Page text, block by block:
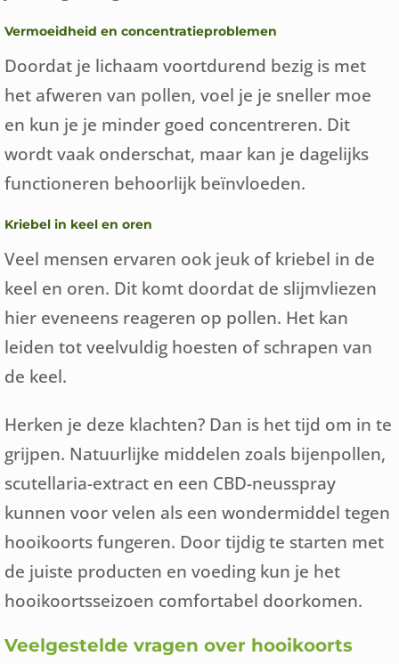
Vermoeidheid en concentratieproblemen
Doordat je lichaam voortdurend bezig is met
het afweren van pollen, voel je je sneller moe
en kun je je minder goed concentreren. Dit
wordt vaak onderschat, maar kan je dagelijks
functioneren behoorlijk beïnvloeden.
Kriebel in keel en oren
Veel mensen ervaren ook jeuk of kriebel in de
keel en oren. Dit komt doordat de slijmvliezen
hier eveneens reageren op pollen. Het kan
leiden tot veelvuldig hoesten of schrapen van
de keel.
Herken je deze klachten? Dan is het tijd om in te
grijpen. Natuurlijke middelen zoals bijenpollen,
scutellaria-extract en een CBD-neusspray
kunnen voor velen als een wondermiddel tegen
hooikoorts fungeren. Door tijdig te starten met
de juiste producten en voeding kun je het
hooikoortsseizoen comfortabel doorkomen.
Veelgestelde vragen over hooikoorts